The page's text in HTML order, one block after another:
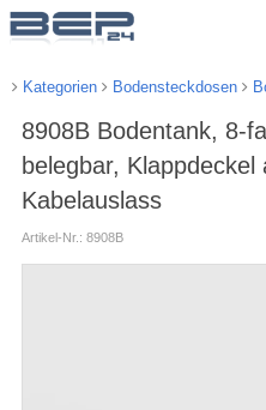
Kategorien Bodensteckdosen
8908B Bodentank, 8-
belegbar,
Kabelauslass
Artikel-Nr.: 8908B